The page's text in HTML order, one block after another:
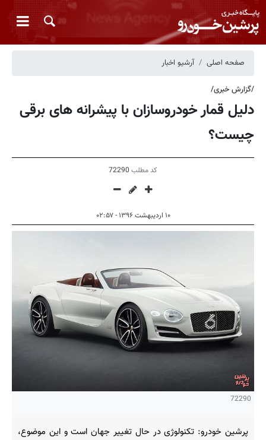
صفحه اصلی آرشیو اخبار
/گزارش خبری/
دلیل قمار خودروسازان با پیشرانه های برقی
چیست؟
کد مطلب 72290
۱۰ اردیبهشت ۱۳۹۶ - ۰۲:۵۷
72290
پرشین خودرو: تکنولوژی در حال تغییر جهان است و این موضوع،